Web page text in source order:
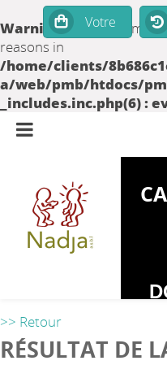
Warning: set_time_limit()
reasons in
/home/clients/
a/web/pmb/htdocs/
_includes.inc.php(6) :
>> Retour
RÉSULTAT DE